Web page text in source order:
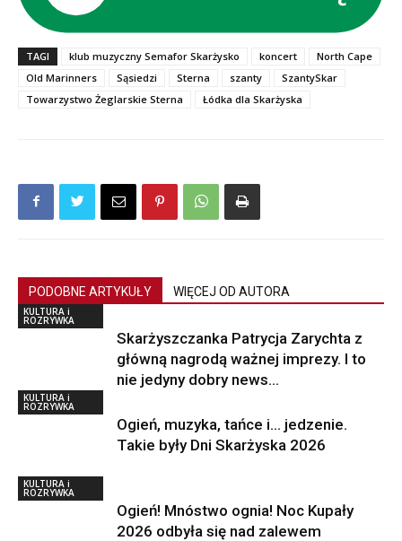
TAGI klub muzyczny Semafor Skarżysko koncert
North Cape
Old Marinners
Sąsiedzi Sterna szanty
SzantySkar
Towarzystwo Żeglarskie Sterna
Łódka dla Skarżyska
PODOBNE ARTYKUŁY WIĘCEJ OD AUTORA
KULTURA i
ROZRYWKA
Skarżyszczanka Patrycja Zarychta z
główną nagrodą ważnej imprezy. I to
nie jedyny dobry news…
KULTURA i
ROZRYWKA
Ogień, muzyka, tańce i… jedzenie.
Takie były Dni Skarżyska 2026
KULTURA i
ROZRYWKA
Ogień! Mnóstwo ognia! Noc Kupały
2026 odbyła się nad zalewem